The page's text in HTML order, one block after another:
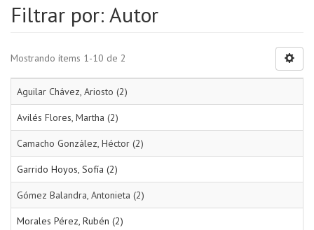
Filtrar por: Autor
Mostrando ítems 1-10 de 2
Aguilar Chávez, Ariosto (2)
Avilés Flores, Martha (2)
Camacho González, Héctor (2)
Garrido Hoyos, Sofía (2)
Gómez Balandra, Antonieta (2)
Morales Pérez, Rubén (2)